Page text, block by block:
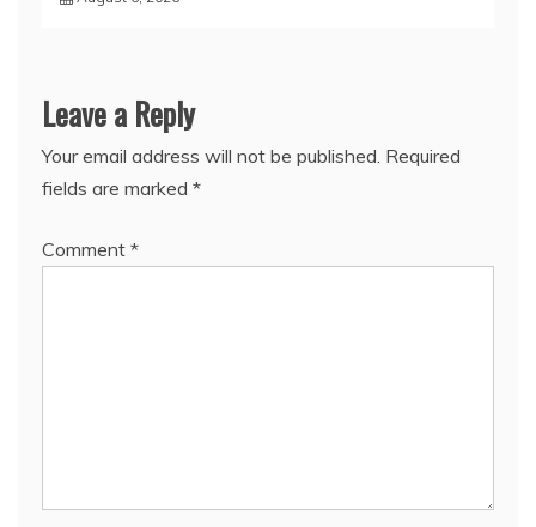
Leave a Reply
Your email address will not be published. Required
fields are marked *
Comment *